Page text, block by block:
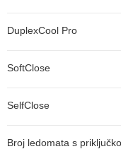
DuplexCool Pro
SoftClose
SelfClose
Broj ledomata s